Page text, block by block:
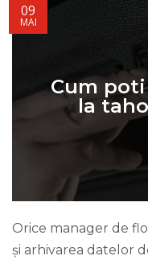
09
MAI
Cum
la
Orice manager de
și arhivarea datelor